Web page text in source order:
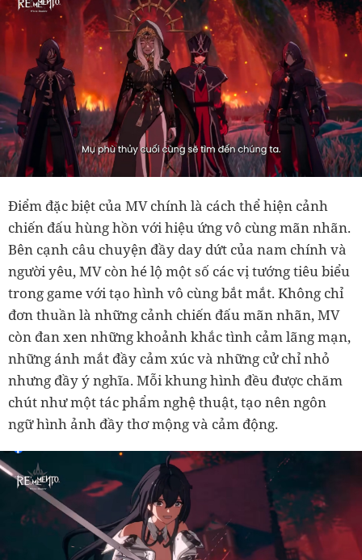
Điểm đặc biệt của MV chính là cách thể hiện cảnh
chiến đấu hùng hồn với hiệu ứng vô cùng mãn nhãn.
Bên cạnh câu chuyện đầy day dứt của nam chính và
người yêu, MV còn hé lộ một số các vị tướng tiêu biểu
trong game với tạo hình vô cùng bắt mắt. Không chỉ
đơn thuần là những cảnh chiến đấu mãn nhãn, MV
còn đan xen những khoảnh khắc tình cảm lãng mạn,
những ánh mắt đầy cảm xúc và những cử chỉ nhỏ
nhưng đầy ý nghĩa. Mỗi khung hình đều được chăm
chút như một tác phẩm nghệ thuật, tạo nên ngôn
ngữ hình ảnh đầy thơ mộng và cảm động.